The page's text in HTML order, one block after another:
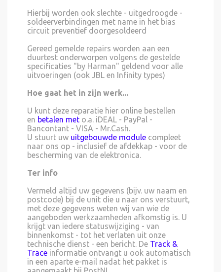
Hierbij worden ook slechte - uitgedroogde -
soldeerverbindingen met name in het bias
circuit preventief doorgesoldeerd
Gereed gemelde repairs worden aan een
duurtest onderworpen volgens de gestelde
specificaties "by Harman" geldend voor alle
uitvoeringen (ook JBL en Infinity types)
Hoe gaat het in zijn werk...
U kunt deze reparatie hier online bestellen
en betalen met o.a. iDEAL - PayPal -
Bancontant - VISA - Mr.Cash.
U stuurt uw uitgebouwde module compleet
naar ons op - inclusief de afdekkap - voor de
bescherming van de elektronica.
Ter info
Vermeld altijd uw gegevens (bijv. uw naam en
postcode) bij de unit die u naar ons verstuurt,
met deze gegevens weten wij van wie de
aangeboden werkzaamheden afkomstig is. U
krijgt van iedere statuswijziging - van
binnenkomst - tot het verlaten uit onze
technische dienst - een bericht. De Track &
Trace informatie ontvangt u ook automatisch
in een aparte e-mail nadat het pakket is